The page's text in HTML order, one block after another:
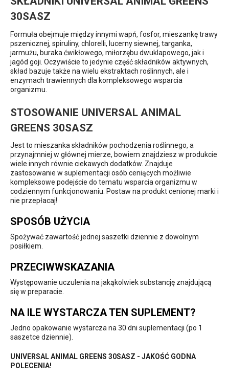
30SASZ
Formuła obejmuje między innymi wapń, fosfor, mieszankę trawy
pszenicznej, spiruliny, chlorelli, lucerny siewnej, targanka,
jarmużu, buraka ćwikłowego, miłorzębu dwuklapowego, jak i
jagód goji. Oczywiście to jedynie część składników aktywnych,
skład bazuje także na wielu ekstraktach roślinnych, ale i
enzymach trawiennych dla kompleksowego wsparcia
organizmu.
STOSOWANIE UNIVERSAL ANIMAL
GREENS 30SASZ
Jest to mieszanka składników pochodzenia roślinnego, a
przynajmniej w głównej mierze, bowiem znajdziesz w produkcie
wiele innych równie ciekawych dodatków. Znajduje
zastosowanie w suplementacji osób ceniących możliwie
kompleksowe podejście do tematu wsparcia organizmu w
codziennym funkcjonowaniu. Postaw na produkt cenionej marki i
nie przepłacaj!
SPOSÓB UŻYCIA
Spożywać zawartość jednej saszetki dziennie z dowolnym
posiłkiem.
PRZECIWWSKAZANIA
Występowanie uczulenia na jakąkolwiek substancję znajdującą
się w preparacie.
NA ILE WYSTARCZA TEN SUPLEMENT?
Jedno opakowanie wystarcza na 30 dni suplementacji (po 1
saszetce dziennie).
UNIVERSAL ANIMAL GREENS 30SASZ - JAKOŚĆ GODNA
POLECENIA!